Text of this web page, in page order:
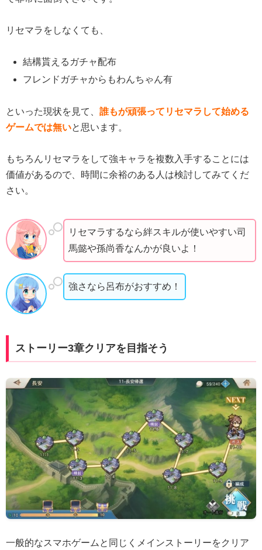
リセマラをしなくても、
結構貰えるガチャ配布
フレンドガチャからもわんちゃん有
といった現状を見て、 誰もが頑張ってリセマラして始める
ゲームでは無いと思います。
もちろんリセマラをして強キャラを複数入手することには
価値があるので、時間に余裕のある人は検討してみてくだ
さい。
リセマラするなら絆スキルが使いやすい司
馬懿や孫尚香なんかが良いよ！
強さなら呂布がおすすめ！
ストーリー3章クリアを目指そう
一般的なスマホゲームと同じくメインストーリーをクリア